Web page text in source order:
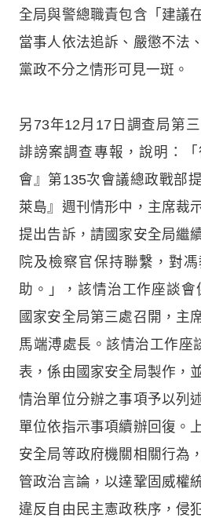
全局與警總職責包含「建議
當事人依法追訴、嚴懲不法
黨政不分之情形可見一斑。
另73年12月17日調查局第
誹謗案調查專報，說明：
會』第135次會議總政戰部
萊島』週刊情形中，主席裁
提出告訴，請國家安全局繼
院及檢察官保持聯繫，對
助。」，該情治工作座談會
國家安全局第三處召開，主
馬端溥處長。該情治工作座
表，係由國家安全局製作，
情治單位分辦之事項予以列
單位依指示事項續辦回復。
安全局等政府機關相關行為
管政治言論，以達鞏固威權
違反自由民主憲政秩序，侵